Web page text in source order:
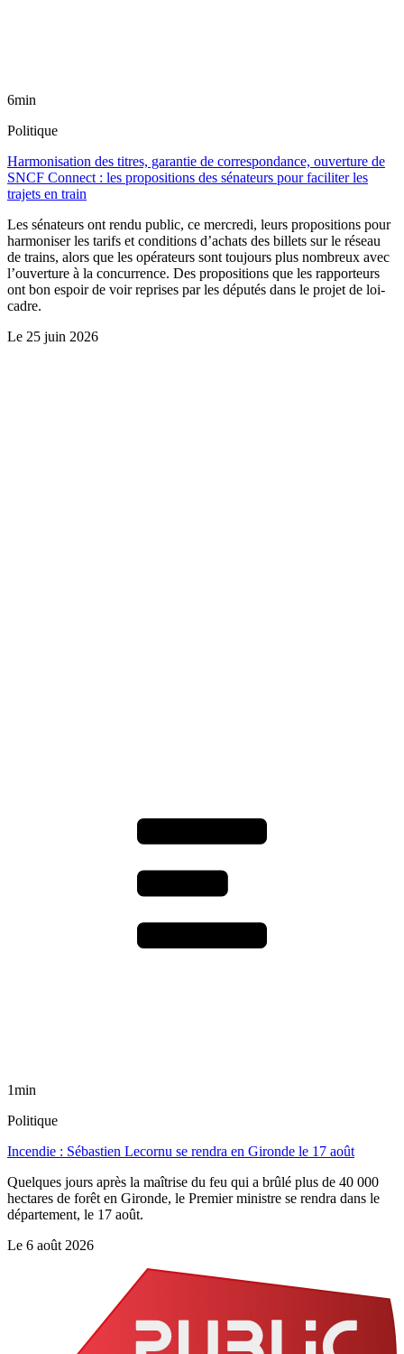
6min
Politique
Harmonisation des titres, garantie de correspondance, ouverture de
SNCF Connect : les propositions des sénateurs pour faciliter les
trajets en train
Les sénateurs ont rendu public, ce mercredi, leurs propositions pour
harmoniser les tarifs et conditions d’achats des billets sur le réseau
de trains, alors que les opérateurs sont toujours plus nombreux avec
l’ouverture à la concurrence. Des propositions que les rapporteurs
ont bon espoir de voir reprises par les députés dans le projet de loi-
cadre.
Le 25 juin 2026
1min
Politique
Incendie : Sébastien Lecornu se rendra en Gironde le 17 août
Quelques jours après la maîtrise du feu qui a brûlé plus de 40 000
hectares de forêt en Gironde, le Premier ministre se rendra dans le
département, le 17 août.
Le 6 août 2026